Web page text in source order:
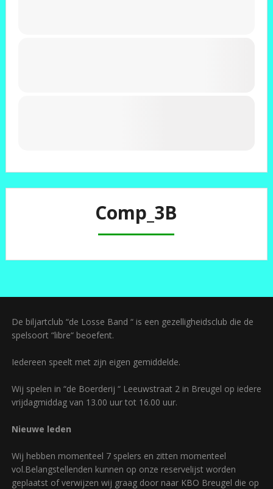
Comp_3B
De biljartclub “de Losse Band “ is een gezelligheidsclub die de
spelsoort “libre“ beoefent.
Iedereen speelt met zijn eigen gemiddelde.
Wij spelen in “de Boerderij “ Leeuwstraat 2 in Breugel op iedere
vrijdagmiddag van 13.00 uur tot 16.00 uur.
Nieuwe leden
Wij hebben momenteel 7 spelers en zitten momenteel
vol.Belangstellenden kunnen op onze reservelijst worden
geplaatst of verwijzen wij graag door naar KBO Breugel die op